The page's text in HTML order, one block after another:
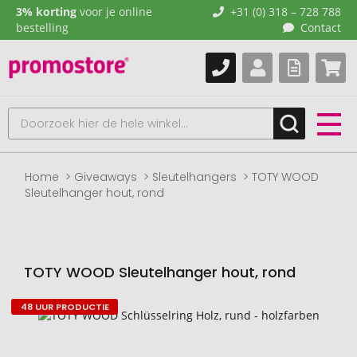
3% korting voor je online
bestelling
+31 (0) 318 – 728 788
Contact
Home Giveaways Sleutelhangers
TOTY WOOD
Sleutelhanger hout, rond
TOTY WOOD Sleutelhanger hout, rond
Naar
48 UUR PRODUCTIE